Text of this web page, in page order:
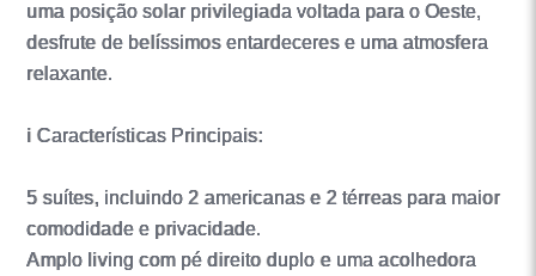
uma posição solar privilegiada voltada para o Oeste,
desfrute de belíssimos entardeceres e uma atmosfera
relaxante.
ℹ️ Características Principais:
5 suítes, incluindo 2 americanas e 2 térreas para maior
comodidade e privacidade.
Amplo living com pé direito duplo e uma acolhedora